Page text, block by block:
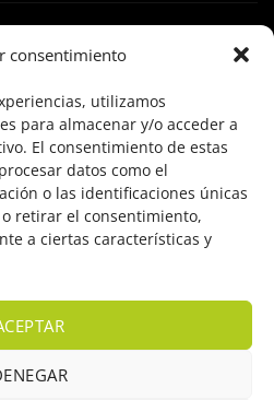
consentimiento
utilizamos
para almacenar y/o acceder a
El consentimiento de estas
datos como el
o las identificaciones únicas
retirar el consentimiento,
a ciertas características y